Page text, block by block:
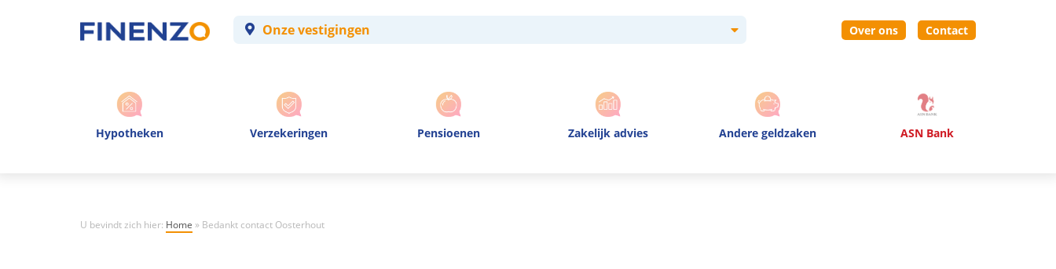
Onze vestigingen Over ons Contact
Hypotheken Verzekeringen Pensioenen Zakelijk advies Andere geldzaken ASN Bank
U bevindt zich hier: Home » Bedankt contact Oosterhout